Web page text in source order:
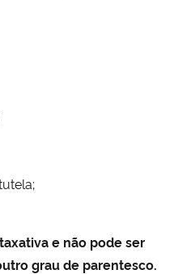
e Comunicações
e não pode ser
grau de parentesco.